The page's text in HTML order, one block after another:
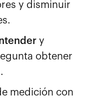
y disminuir
y
obtener
medición con